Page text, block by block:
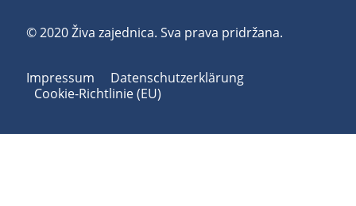
© 2020 Živa zajednica. Sva prava pridržana.
Impressum
Datenschutzerklärung
Cookie-Richtlinie (EU)